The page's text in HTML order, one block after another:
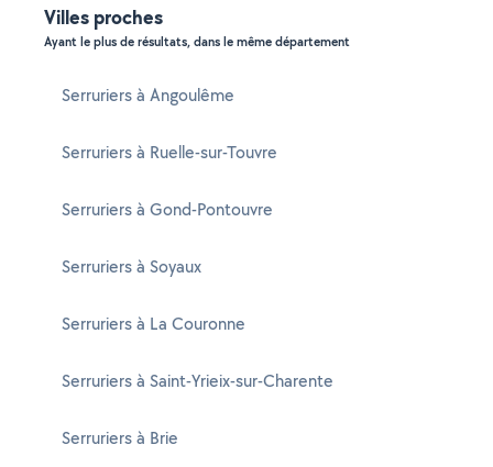
Villes proches
Ayant le plus de résultats, dans le même département
Serruriers à Angoulême
Serruriers à Ruelle-sur-Touvre
Serruriers à Gond-Pontouvre
Serruriers à Soyaux
Serruriers à La Couronne
Serruriers à Saint-Yrieix-sur-Charente
Serruriers à Brie